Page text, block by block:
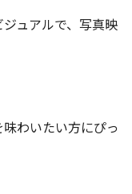
ュアルで、写真映
わいたい方にぴっ